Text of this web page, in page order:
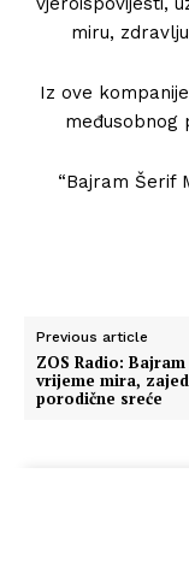
miru,
Iz ove
međusobnog
“Bajram Šerif
Previous article
ZOS Radio: Bajram
vrijeme mira,
porodične sreće